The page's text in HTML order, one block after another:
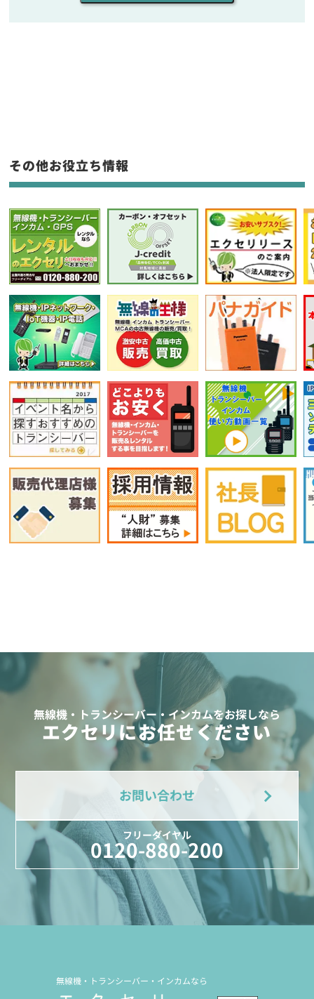
フリーワード入力(製品名等)
選択条件をリセット
その他お役立ち情報
無線機・トランシーバー・インカムをお探しなら
エクセリにお任せください
お問い合わせ
フリーダイヤル
0120-880-200
無線機・トランシーバー・インカムなら